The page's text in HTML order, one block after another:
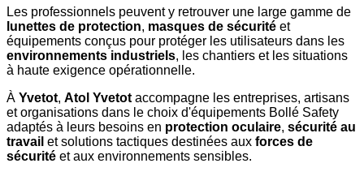
Les professionnels peuvent y retrouver une large gamme de
lunettes de protection, masques de sécurité et
équipements conçus pour protéger les utilisateurs dans les
environnements industriels, les chantiers et les situations
à haute exigence opérationnelle.
À Yvetot, Atol Yvetotaccompagne les entreprises, artisans
et organisations dans le choix d'équipements Bollé Safety
adaptés à leurs besoins en protection oculaire, sécurité au
travail et solutions tactiques destinées aux forces de
sécurité et aux environnements sensibles.